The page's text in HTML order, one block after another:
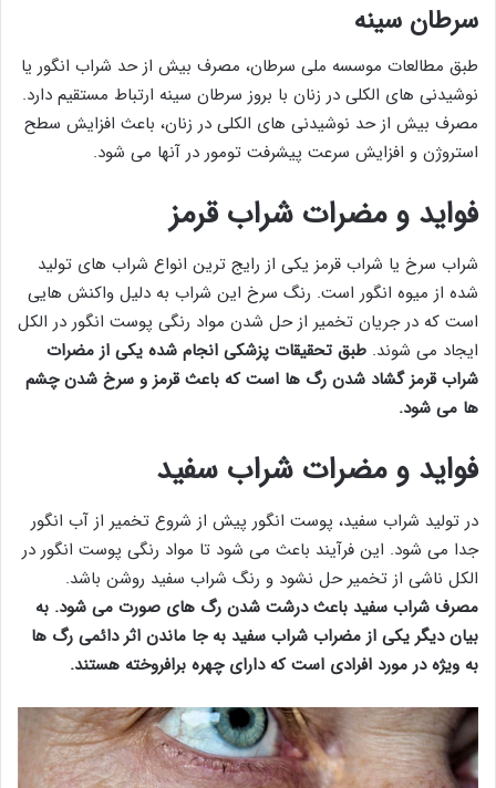
سرطان سینه
طبق مطالعات موسسه ملی سرطان، مصرف بیش از حد شراب انگور یا
نوشیدنی های الکلی در زنان با بروز سرطان سینه ارتباط مستقیم دارد.
مصرف بیش از حد نوشیدنی های الکلی در زنان، باعث افزایش سطح
استروژن و افزایش سرعت پیشرفت تومور در آنها می شود.
فواید و مضرات شراب قرمز
شراب سرخ یا شراب قرمز یکی از رایج‌ ترین انواع شراب های تولید
شده از میوه انگور است. رنگ سرخ این شراب به دلیل واکنش هایی
است که در جریان تخمیر از حل شدن مواد رنگی پوست انگور در الکل
ایجاد می شوند. طبق تحقیقات پزشکی انجام شده یکی از مضرات
شراب قرمز گشاد شدن رگ ها است که باعث قرمز و سرخ شدن چشم
ها می شود.
فواید و مضرات شراب سفید
در تولید شراب سفید، پوست انگور پیش از شروع تخمیر از آب انگور
جدا می‌ شود. این فرآیند باعث می شود تا مواد رنگی پوست انگور در
الکل ناشی از تخمیر حل نشود و رنگ شراب سفید روشن باشد.
مصرف شراب سفید باعث درشت شدن رگ‌ های صورت می شود. به
بیان دیگر یکی از مضراب شراب سفید به جا ماندن اثر دائمی رگ‌ ها
به ویژه در مورد افرادی است که دارای چهره برافروخته هستند.